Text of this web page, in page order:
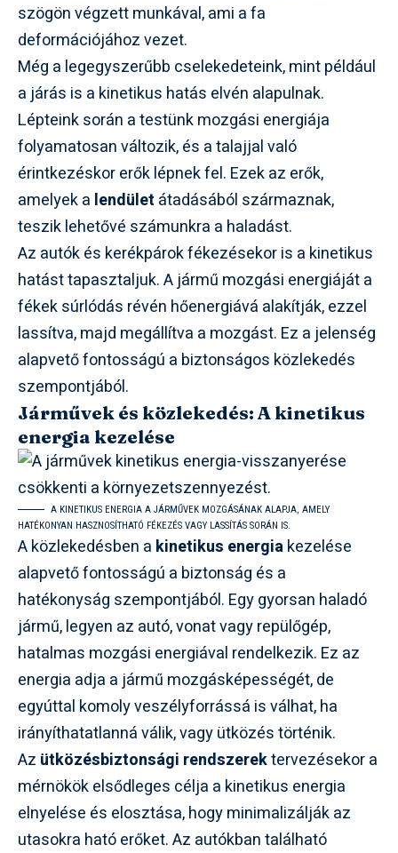
szögön végzett munkával, ami a fa
deformációjához vezet.
Még a legegyszerűbb cselekedeteink, mint például
a járás is a kinetikus hatás elvén alapulnak.
Lépteink során a testünk mozgási energiája
folyamatosan változik, és a talajjal való
érintkezéskor erők lépnek fel. Ezek az erők,
amelyek a lendület átadásából származnak,
teszik lehetővé számunkra a haladást.
Az autók és kerékpárok fékezésekor is a kinetikus
hatást tapasztaljuk. A jármű mozgási energiáját a
fékek súrlódás révén hőenergiává alakítják, ezzel
lassítva, majd megállítva a mozgást. Ez a jelenség
alapvető fontosságú a biztonságos közlekedés
szempontjából.
Járművek és közlekedés: A kinetikus
energia kezelése
A KINETIKUS ENERGIA A JÁRMŰVEK MOZGÁSÁNAK ALAPJA, AMELY
HATÉKONYAN HASZNOSÍTHATÓ FÉKEZÉS VAGY LASSÍTÁS SORÁN IS.
A közlekedésben a kinetikus energiakezelése
alapvető fontosságú a biztonság és a
hatékonyság szempontjából. Egy gyorsan haladó
jármű, legyen az autó, vonat vagy repülőgép,
hatalmas mozgási energiával rendelkezik. Ez az
energia adja a jármű mozgásképességét, de
egyúttal komoly veszélyforrássá is válhat, ha
irányíthatatlanná válik, vagy ütközés történik.
Az ütközésbiztonsági rendszerektervezésekor a
mérnökök elsődleges célja a kinetikus energia
elnyelése és elosztása, hogy minimalizálják az
utasokra ható erőket. Az autókban található